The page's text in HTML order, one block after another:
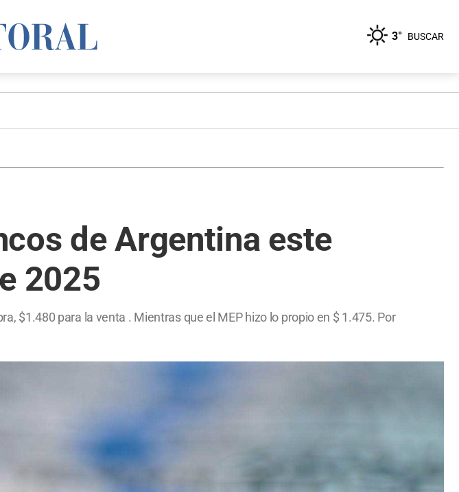
3° BUSCAR
de Argentina este
2025
$1.480 para la venta . Mientras que el MEP hizo lo propio en $ 1.475. Por